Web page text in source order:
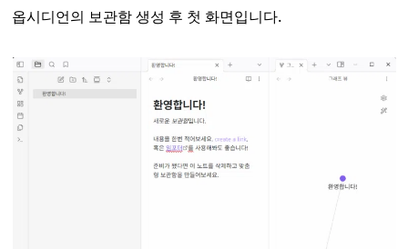
옵시디언의 보관함 생성 후 첫 화면입니다.